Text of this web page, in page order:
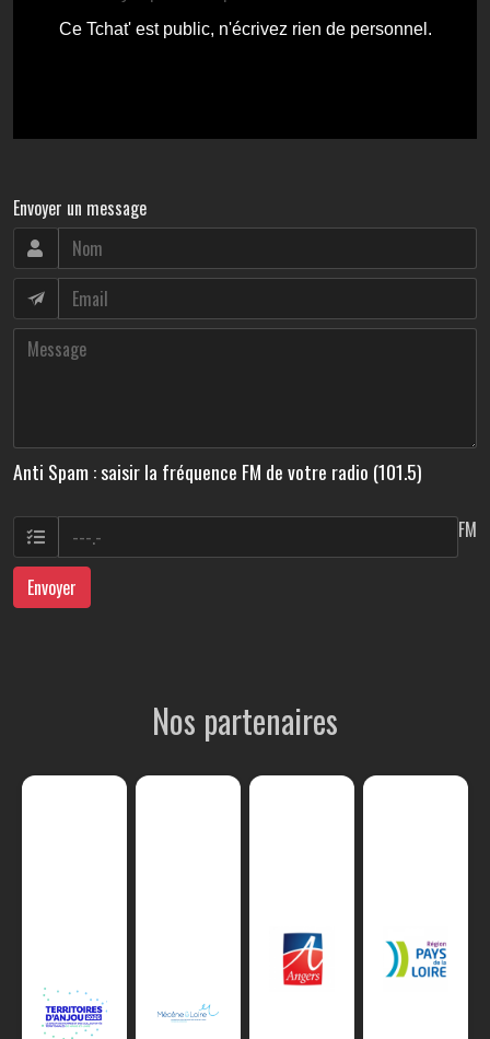
Envoyer un message
Anti Spam : saisir la fréquence FM de votre radio (101.5)
FM
Envoyer
Nos partenaires